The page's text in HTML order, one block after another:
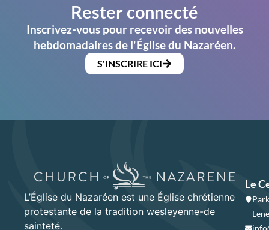
Rester connecté
Inscrivez-vous pour recevoir des nouvelles
hebdomadaires de l'Église du Nazaréen.
S'INSCRIRE ICI
L’Église du Nazaréen est une Église chrétienne
protestante de la tradition wesleyenne-de
sainteté.
Le